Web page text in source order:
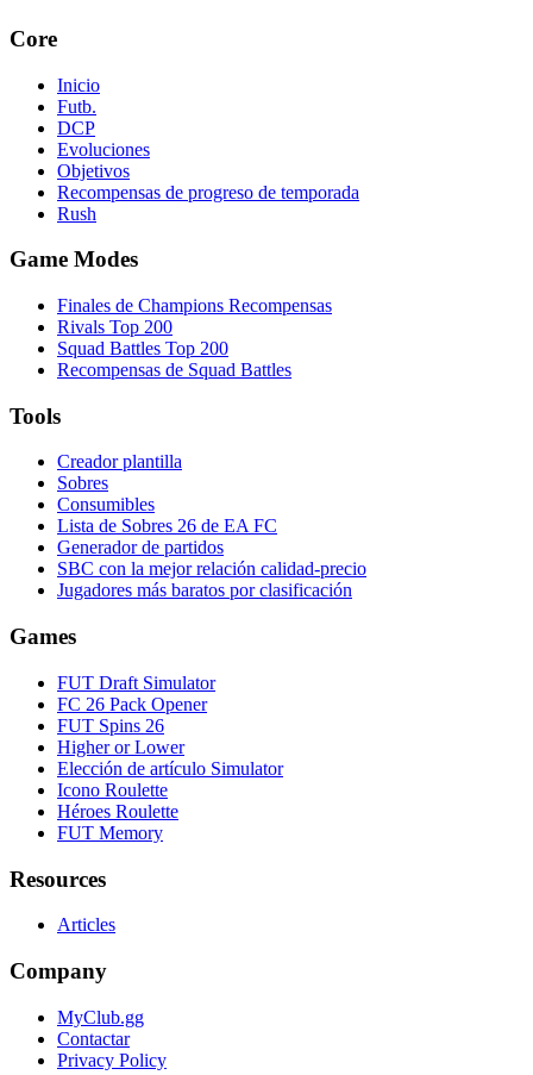
Core
Inicio
Futb.
DCP
Evoluciones
Objetivos
Recompensas de progreso de temporada
Rush
Game Modes
Finales de Champions Recompensas
Rivals Top 200
Squad Battles Top 200
Recompensas de Squad Battles
Tools
Creador plantilla
Sobres
Consumibles
Lista de Sobres 26 de EA FC
Generador de partidos
SBC con la mejor relación calidad-precio
Jugadores más baratos por clasificación
Games
FUT Draft Simulator
FC 26 Pack Opener
FUT Spins 26
Higher or Lower
Elección de artículo Simulator
Icono Roulette
Héroes Roulette
FUT Memory
Resources
Articles
Company
MyClub.gg
Contactar
Privacy Policy